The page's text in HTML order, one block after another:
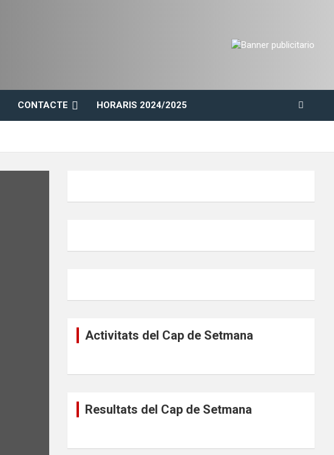
CONTACTE HORARIS 2024/2025
Activitats del Cap de Setmana
Resultats del Cap de Setmana